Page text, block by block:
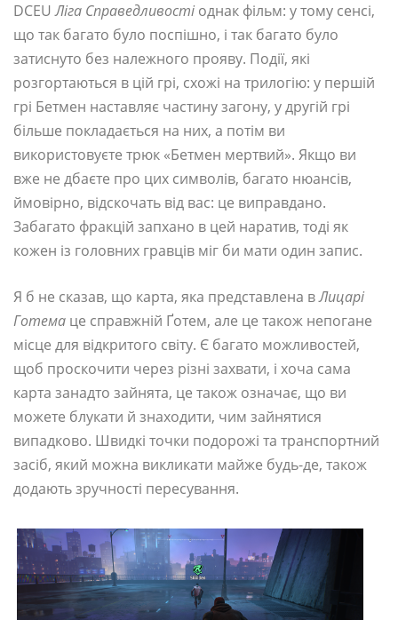
DCEUЛіга Справедливості однак фільм: у тому сенсі,
що так багато було поспішно, і так багато було
затиснуто без належного прояву. Події, які
розгортаються в цій грі, схожі на трилогію: у першій
грі Бетмен наставляє частину загону, у другій грі
більше покладається на них, а потім ви
використовуєте трюк «Бетмен мертвий». Якщо ви
вже не дбаєте про цих символів, багато нюансів,
ймовірно, відскочать від вас: це виправдано.
Забагато фракцій запхано в цей наратив, тоді як
кожен із головних гравців міг би мати один запис.
Я б не сказав, що карта, яка представлена ​​вЛицарі
Готема це справжній Ґотем, але це також непогане
місце для відкритого світу. Є багато можливостей,
щоб проскочити через різні захвати, і хоча сама
карта занадто зайнята, це також означає, що ви
можете блукати й знаходити, чим зайнятися
випадково. Швидкі точки подорожі та транспортний
засіб, який можна викликати майже будь-де, також
додають зручності пересування.